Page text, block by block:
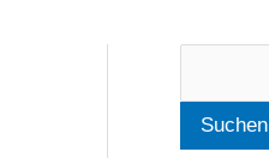
Suchen